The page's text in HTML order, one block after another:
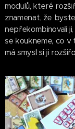
modulů, které
znamenat, že
nepřekombinovali
se koukneme, co v
má smysl si ji